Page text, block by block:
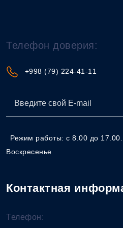
Телефон доверия:
+998 (79) 224-41-11
Режим работы: с 8.00 до 17.00.
Воскресенье
Контактная
Телефон: